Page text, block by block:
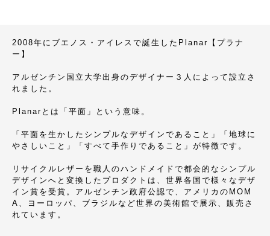
2008年にブエノス・アイレスで誕生したPlanar【プラナ
ー】
アルゼンチン国立大学出身のデザイナー３人によって設立さ
れました。
Planarとは「平面」という意味。
「平面を生かしたシンプルなデザインであること」「地球に
やさしいこと」「すべて手作りであること」が特徴です。
リサイクルレザーを職人のハンドメイドで都会的なシンプル
デザインへと変換したプロダクトは、世界各国で様々なデザ
イン賞を受賞。アルゼンチン政府公認で、アメリカのMOM
A、ヨーロッパ、ブラジルなど世界の美術館で展示、販売さ
れています。